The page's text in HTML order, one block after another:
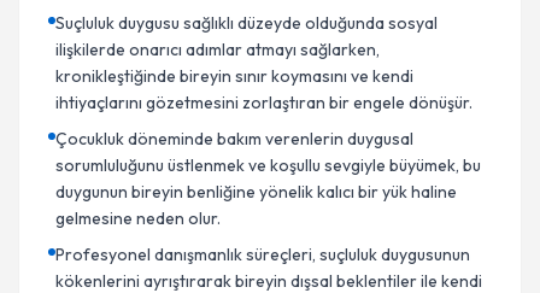
Suçluluk duygusu sağlıklı düzeyde olduğunda sosyal
ilişkilerde onarıcı adımlar atmayı sağlarken,
kronikleştiğinde bireyin sınır koymasını ve kendi
ihtiyaçlarını gözetmesini zorlaştıran bir engele dönüşür.
Çocukluk döneminde bakım verenlerin duygusal
sorumluluğunu üstlenmek ve koşullu sevgiyle büyümek, bu
duygunun bireyin benliğine yönelik kalıcı bir yük haline
gelmesine neden olur.
Profesyonel danışmanlık süreçleri, suçluluk duygusunun
kökenlerini ayrıştırarak bireyin dışsal beklentiler ile kendi